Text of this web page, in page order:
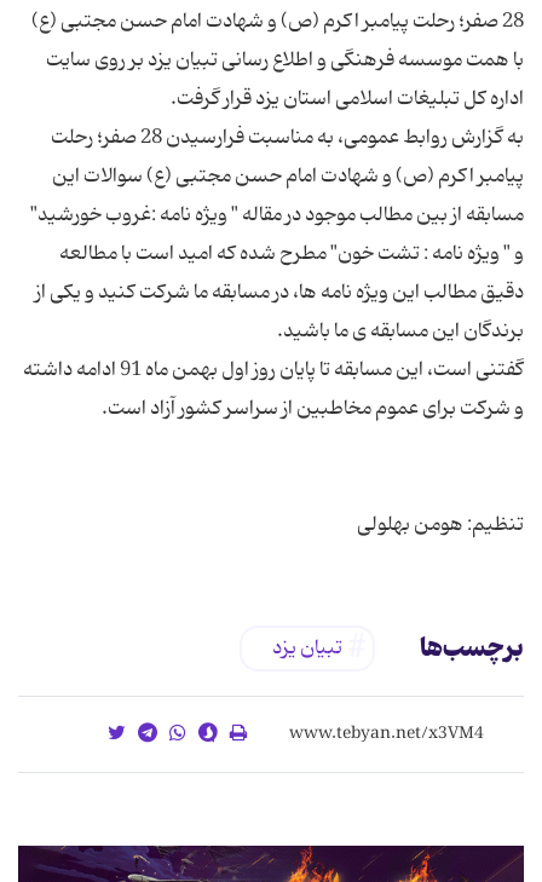
28 صفر؛ رحلت پیامبر اکرم (ص) و شهادت امام حسن مجتبی (ع)
با همت موسسه فرهنگی و اطلاع رسانی تبیان یزد بر روی سایت
به گزارش روابط عمومی، به مناسبت فرارسیدن 28 صفر؛ رحلت
پیامبر اکرم (ص) و شهادت امام حسن مجتبی (ع) سوالات این
مسابقه از بین مطالب موجود در مقاله " ویژه نامه :غروب خورشید"
و " ویژه نامه : تشت خون" مطرح شده که امید است با مطالعه
دقیق مطالب این ویژه نامه ها، در مسابقه ما شرکت کنید و یکی از
گفتنی است، این مسابقه تا پایان روز اول بهمن ماه 91 ادامه داشته
تنظیم: هومن بهلولی
برچسب‌ها تبیان یزد